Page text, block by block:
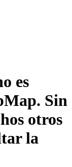
es
. Sin
otros
la